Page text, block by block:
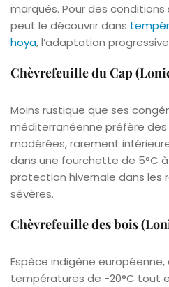
marqués. Pour des
peut le découvrir dans
hoya, l’adaptation
Chèvrefeuille du Cap
Moins rustique que ses
méditerranéenne préfère
modérées, rarement
dans une fourchette de 5°C
protection hivernale dans les
sévères.
Chèvrefeuille des bois
Espèce indigène
températures de -20°C tout